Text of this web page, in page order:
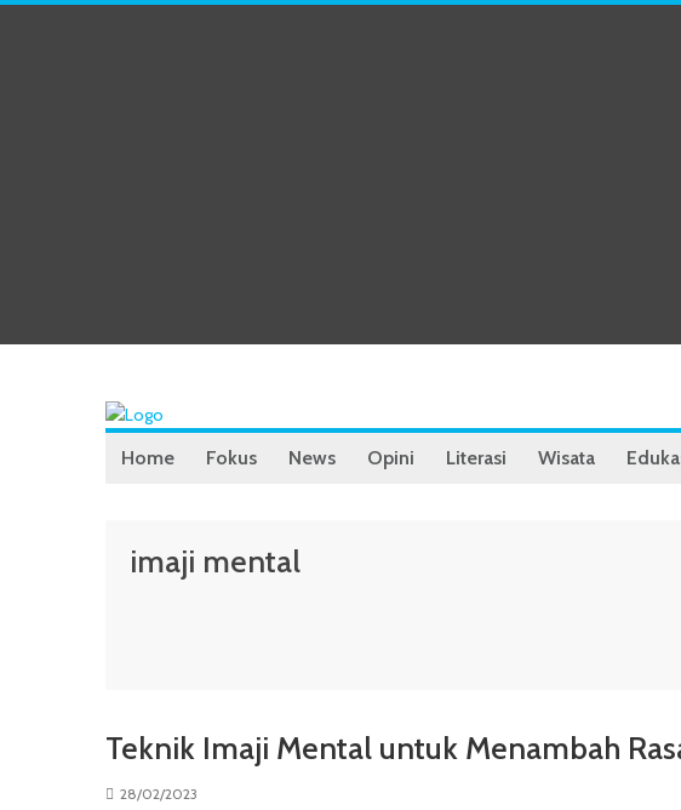
Home Fokus News Opini Literasi Wisata
imaji mental
Teknik Imaji Mental untuk Menambah
28/02/2023